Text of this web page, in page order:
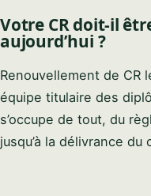
Votre CR doit-il
aujourd’hui ?
Renouvellement de CR
équipe titulaire des
s’occupe de tout, du
jusqu’à la délivrance